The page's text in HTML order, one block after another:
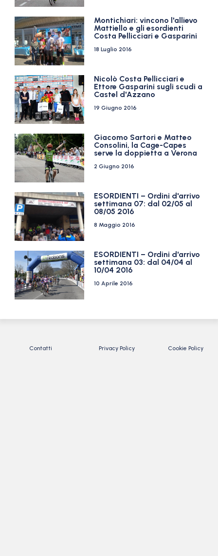
Montichiari: vincono l'allievo
Mattiello e gli esordienti
Costa Pellicciari e Gasparini
18 Luglio 2016
Nicolò Costa Pellicciari e
Ettore Gasparini sugli scudi a
Castel d'Azzano
19 Giugno 2016
Giacomo Sartori e Matteo
Consolini, la Cage-Capes
serve la doppietta a Verona
2 Giugno 2016
ESORDIENTI – Ordini d'arrivo
settimana 07: dal 02/05 al
08/05 2016
8 Maggio 2016
ESORDIENTI – Ordini d'arrivo
settimana 03: dal 04/04 al
10/04 2016
10 Aprile 2016
Contatti Privacy Policy Cookie Policy